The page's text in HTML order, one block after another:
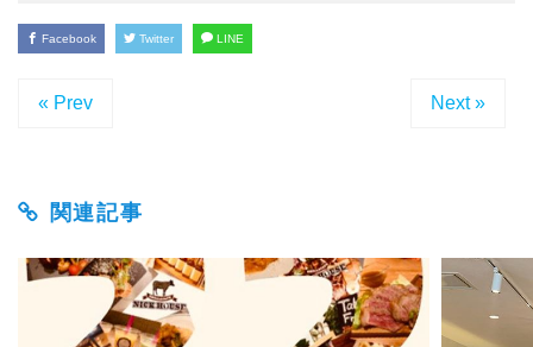
Facebook Twitter LINE
« Prev Next »
関連記事